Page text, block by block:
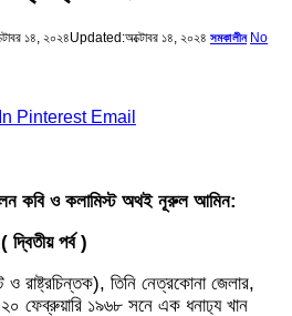
১৪, ২০২৪Updated:অক্টোবর ১৪, ২০২৪ সমকালীন No
Pinterest Email
কবি ও কলামিস্ট অথই নূরুল আমিন:
( দ্বিতীয় পর্ব )
তিনি নেত্রকোনা জেলার,
২০ ফেব্রুয়ারি ১৯৬৮ সনে এক ধনাঢ‍্য খান